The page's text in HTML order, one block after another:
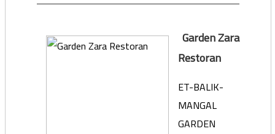
Garden Zara
Restoran
ET-BALIK-
MANGAL
GARDEN